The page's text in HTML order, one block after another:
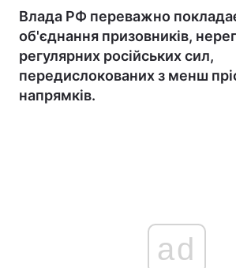
Влада РФ переважно
об'єднання призовників,
регулярних російських сил,
передислокованих з менш
напрямків.
ad